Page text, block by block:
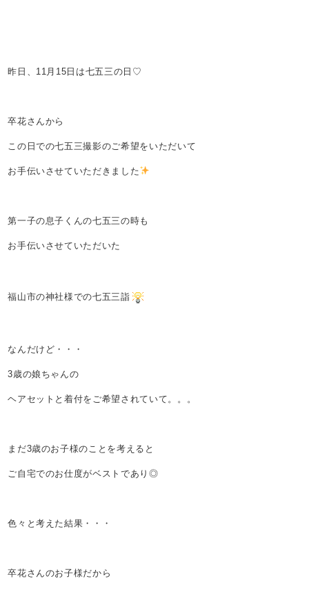
昨日、11月15日は七五三の日♡
卒花さんから
この日での七五三撮影のご希望をいただいて
お手伝いさせていただきました
第一子の息子くんの七五三の時も
お手伝いさせていただいた
福山市の神社様での七五三詣
なんだけど・・・
3歳の娘ちゃんの
ヘアセットと着付をご希望されていて。。。
まだ3歳のお子様のことを考えると
ご自宅でのお仕度がベストであり◎
色々と考えた結果・・・
卒花さんのお子様だから